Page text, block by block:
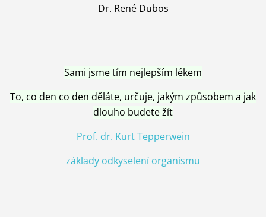
Dr. René Dubos
Sami jsme tím nejlepším lékem
To, co den co den děláte, určuje, jakým způsobem a jak
dlouho budete žít
Prof. dr. Kurt Tepperwein
základy odkyselení organismu